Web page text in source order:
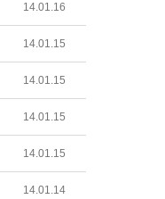
14.01.16
14.01.15
14.01.15
14.01.15
14.01.15
14.01.14